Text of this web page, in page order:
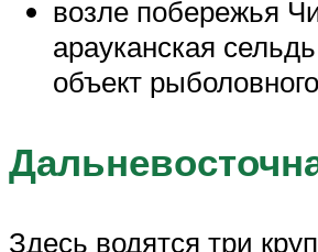
возле побережья
арауканская
объект
Здесь водятся три